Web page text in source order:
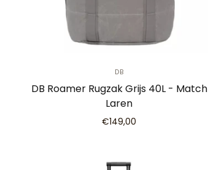
DB
DB Roamer Rugzak Grijs 40L - Match
Laren
€149,00